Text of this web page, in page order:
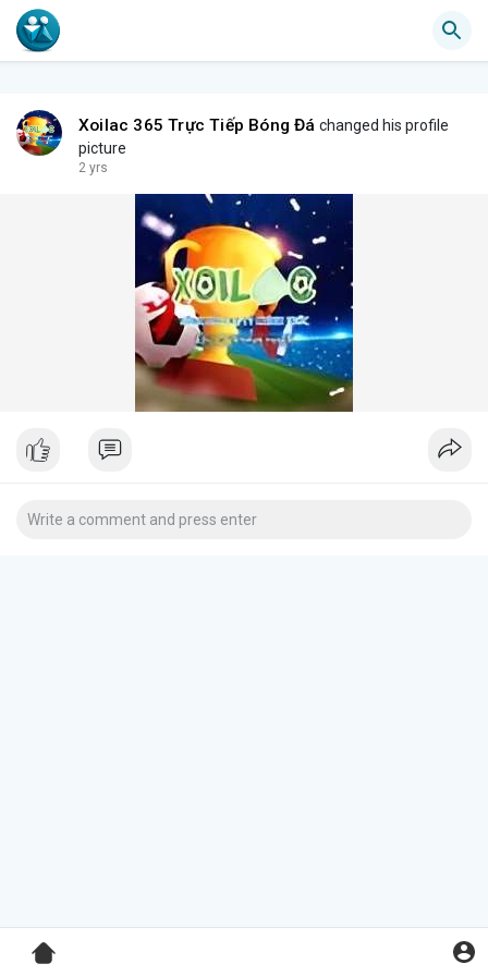
Xoilac 365 Trực Tiếp Bóng Đá changed his profile
picture
2 yrs